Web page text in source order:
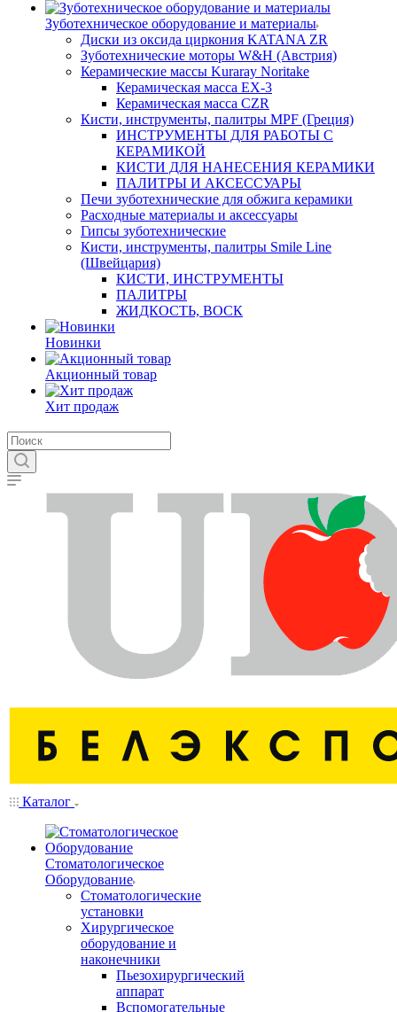
Зуботехническое оборудование и материалы
Диски из оксида циркония KATANA ZR
Зуботехнические моторы W&H (Австрия)
Керамические массы Kuraray Noritake
Керамическая масса EX-3
Керамическая масса CZR
Кисти, инструменты, палитры MPF (Греция)
ИНСТРУМЕНТЫ ДЛЯ РАБОТЫ С
КЕРАМИКОЙ
КИСТИ ДЛЯ НАНЕСЕНИЯ КЕРАМИКИ
ПАЛИТРЫ И АКСЕССУАРЫ
Печи зуботехнические для обжига керамики
Расходные материалы и аксессуары
Гипсы зуботехнические
Кисти, инструменты, палитры Smile Line
(Швейцария)
КИСТИ, ИНСТРУМЕНТЫ
ПАЛИТРЫ
ЖИДКОСТЬ, ВОСК
Новинки
Акционный товар
Хит продаж
Каталог
Стоматологическое
Оборудование
Стоматологические
установки
Хирургическое
оборудование и
наконечники
Пьезохирургический
аппарат
Вспомогательные